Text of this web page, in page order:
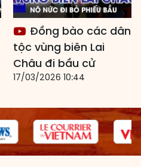
Đồng bào các dân
tộc vùng biên Lai
Châu đi bầu cử
17/03/2026 10:44